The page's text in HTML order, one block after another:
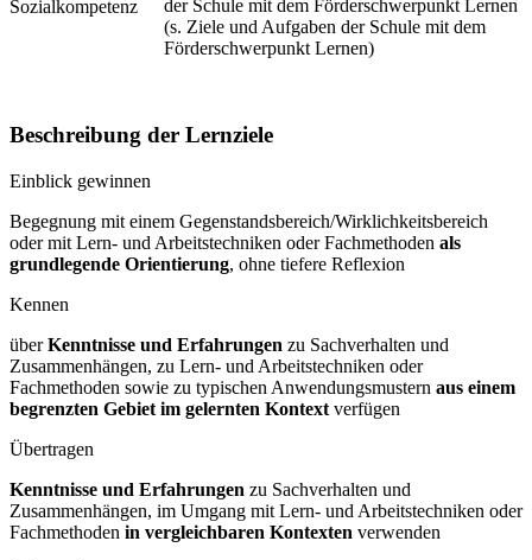
Sozialkompetenz
der Schule mit dem Förderschwerpunkt Lernen
(s. Ziele und Aufgaben der Schule mit dem
Förderschwerpunkt Lernen)
Beschreibung der Lernziele
Einblick gewinnen
Begegnung mit einem Gegenstandsbereich/Wirklichkeitsbereich
oder mit Lern- und Arbeitstechniken oder Fachmethoden als
grundlegende Orientierung, ohne tiefere Reflexion
Kennen
überKenntnisse und Erfahrungen zu Sachverhalten und
Zusammenhängen, zu Lern- und Arbeitstechniken oder
Fachmethoden sowie zu typischen Anwendungsmustern aus einem
begrenzten Gebiet im gelernten Kontext verfügen
Übertragen
Kenntnisse und Erfahrungen zu Sachverhalten und
Zusammenhängen, im Umgang mit Lern- und Arbeitstechniken oder
Fachmethoden in vergleichbaren Kontexten verwenden